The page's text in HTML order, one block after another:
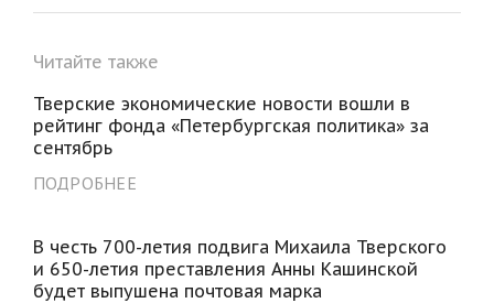
Читайте также
Тверские экономические новости вошли в
рейтинг фонда «Петербургская политика» за
сентябрь
ПОДРОБНЕЕ
В честь 700-летия подвига Михаила Тверского
и 650-летия преставления Анны Кашинской
будет выпушена почтовая марка